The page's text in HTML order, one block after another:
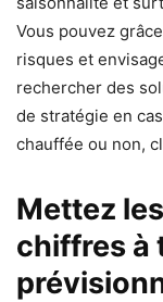
Vous pouvez
risques et
rechercher des
de stratégie en
chauffée ou non,
Mettez
chiffres à